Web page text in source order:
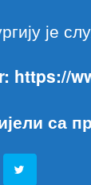
је
https://
са